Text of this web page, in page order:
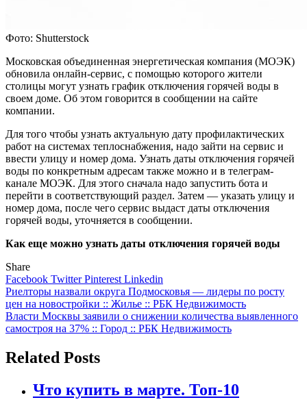
Фото: Shutterstock
Московская объединенная энергетическая компания (МОЭК)
обновила онлайн-сервис, с помощью которого жители
столицы могут узнать график отключения горячей воды в
своем доме. Об этом говорится в сообщении на сайте
компании.
Для того чтобы узнать актуальную дату профилактических
работ на системах теплоснабжения, надо зайти на сервис и
ввести улицу и номер дома. Узнать даты отключения горячей
воды по конкретным адресам также можно и в телеграм-
канале МОЭК. Для этого сначала надо запустить бота и
перейти в соответствующий раздел. Затем — указать улицу и
номер дома, после чего сервис выдаст даты отключения
горячей воды, уточняется в сообщении.
Как еще можно узнать даты отключения горячей воды
Share
Facebook TwitterPinterest Linkedin
Навигация
по
записям
Риелторы назвали округа Подмосковья — лидеры по росту
цен на новостройки :: Жилье :: РБК Недвижимость
Власти Москвы заявили о снижении количества выявленного
самостроя на 37% :: Город :: РБК Недвижимость
Related Posts
Что купить в марте. Топ-10